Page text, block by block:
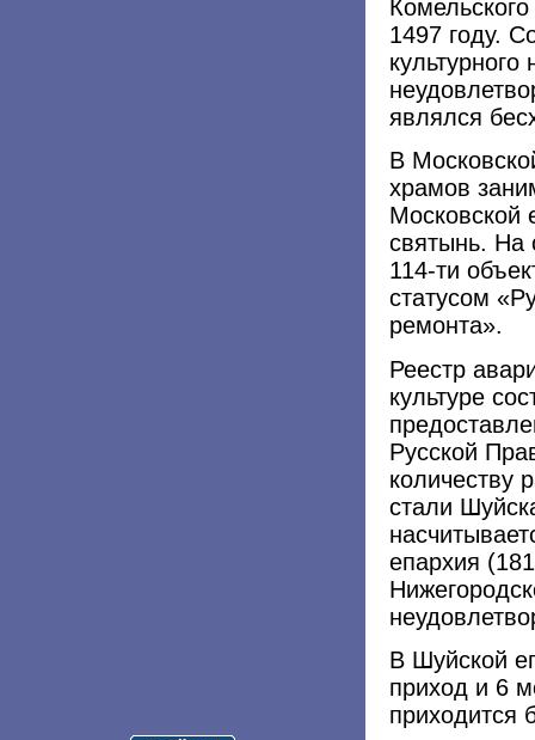
1497 году.
являлся
В
храмов
Московской
святынь. На
114-ти
статусом
ремонта».
Реестр
культуре
Русской
количеству
стали
епархия
В Шуйской
приход и 6
приходится